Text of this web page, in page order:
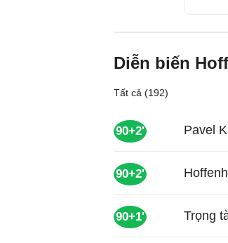
Diễn biến
Tất cả (192)
90+2' Pavel
90+2'
90+1' Trọng